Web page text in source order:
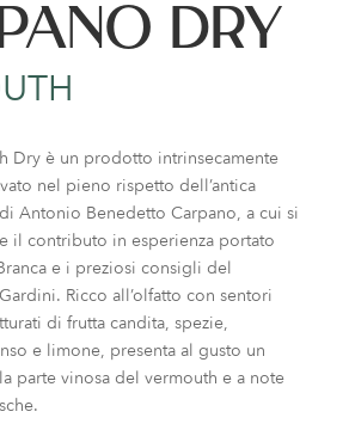
DRY
Dry è un prodotto intrinsecamente
nel pieno rispetto dell’antica
Antonio Benedetto Carpano, a cui si
il contributo in esperienza portato
e i preziosi consigli del
Ricco all’olfatto con sentori
di frutta candita, spezie,
e limone, presenta al gusto un
parte vinosa del vermouth e a note